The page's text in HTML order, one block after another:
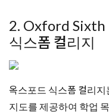
2. Oxford Sixth
식스폼 컬리지
옥스포드 식스폼 컬리
지도를 제공하여 학업